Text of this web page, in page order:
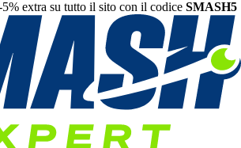
extra su tutto il sito con il codice SMASH5